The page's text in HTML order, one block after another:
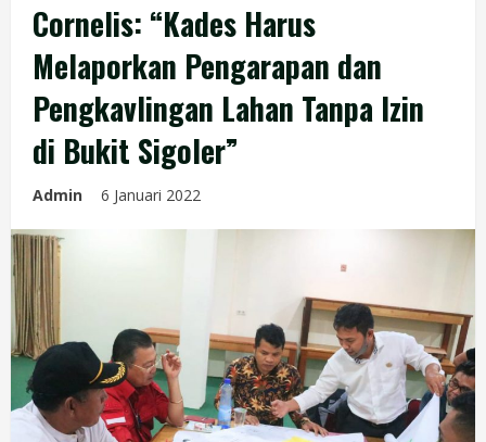
Cornelis: “Kades Harus
Melaporkan Pengarapan dan
Pengkavlingan Lahan Tanpa Izin
di Bukit Sigoler”
Admin 6 Januari 2022